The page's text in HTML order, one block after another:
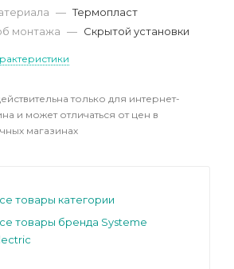
— Термопласт
монтажа — Скрытой установки
только для интернет-
и может отличаться от цен в
магазинах
товары категории
товары бренда Systeme